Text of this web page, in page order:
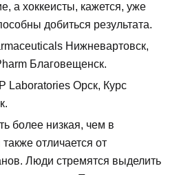
а хоккеисты, кажется, уже
добиться результата.
Нижневартовск,
Благовещенск.
Laboratories Орск, Курс
более низкая, чем в
отличается от
Люди стремятся выделить